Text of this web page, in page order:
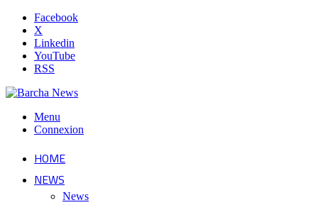
Facebook
X
Linkedin
YouTube
RSS
Menu
Connexion
HOME
NEWS
News